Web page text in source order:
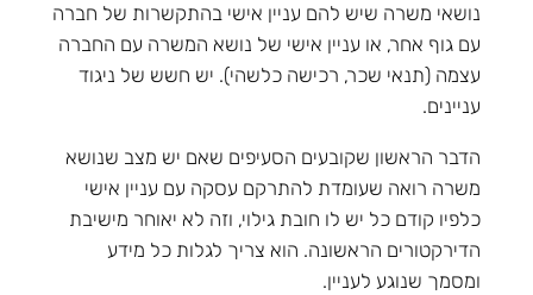
נושאי משרה שיש להם עניין אישי בהתקשרות של חברה
עם גוף אחר, או עניין אישי של נושא המשרה עם החברה
עצמה (תנאי שכר, רכישה כלשהי). יש חשש של ניגוד
עניינים.
הדבר הראשון שקובעים הסעיפים שאם יש מצב שנושא
משרה רואה שעומדת להתרקם עסקה עם עניין אישי
כלפיו קודם כל יש לו חובת גילוי, וזה לא יאוחר מישיבת
הדירקטורים הראשונה. הוא צריך לגלות כל מידע
ומסמך שנוגע לעניין.